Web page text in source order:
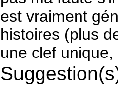
est vraiment
histoires (plus
une clef